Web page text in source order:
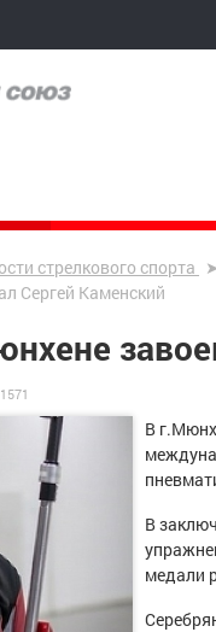
стрелкового спорта
Сергей Каменский
1571
В
В
медали